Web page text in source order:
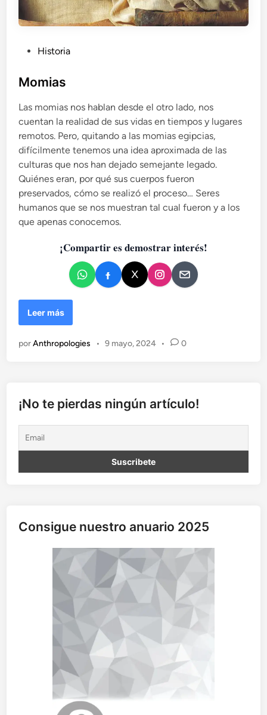
b
i
c
a
d
o
e
n
Historia
Momias
Las momias nos hablan desde el otro lado, nos
cuentan la realidad de sus vidas en tiempos y lugares
remotos. Pero, quitando a las momias egipcias,
difícilmente tenemos una idea aproximada de las
culturas que nos han dejado semejante legado.
Quiénes eran, por qué sus cuerpos fueron
preservados, cómo se realizó el proceso… Seres
humanos que se nos muestran tal cual fueron y a los
que apenas conocemos.
¡Compartir es demostrar interés!
M
o
i
Leer más
porAnthropologies • 9 mayo, 2024 • 0
¡No te pierdas ningún artículo!
Consigue nuestro anuario 2025